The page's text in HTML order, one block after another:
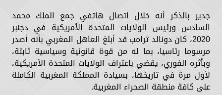
جدير بالذكر أنه خلال اتصال هاتفي جمع الملك محمد
السادس ورئيس الولايات المتحدة الأمريكية في دجنبر
2020، كان دونالد ترامب قد أبلغ العاهل المغربي بأنه أصدر
مرسوما رئاسيا، بما له من قوة قانونية وسياسية ثابتة،
وبأثره الفوري، يقضي باعتراف الولايات المتحدة الأمريكية،
لأول مرة في تاريخها، بسيادة المملكة المغربية الكاملة
على كافة منطقة الصحراء المغربية.